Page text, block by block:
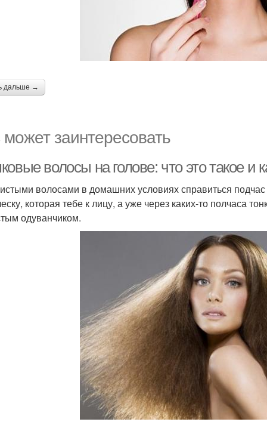
дальше →
заинтересовать
волосы на голове: что это такое и
волосами в домашних условиях справиться
которая тебе к лицу, а уже через каких-то полчаса
одуванчиком.